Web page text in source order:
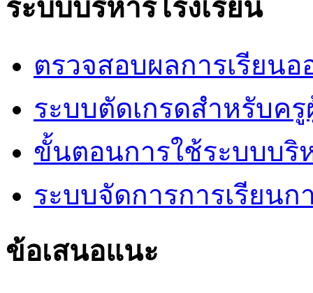
ระบบบริหารโรงเรียน
ตรวจสอบผลการเรียน
ระบบตัดเกรดสำหรับค
ขั้นตอนการใช้ระบบบริ
ระบบจัดการการเรียน
ข้อเสนอแนะ